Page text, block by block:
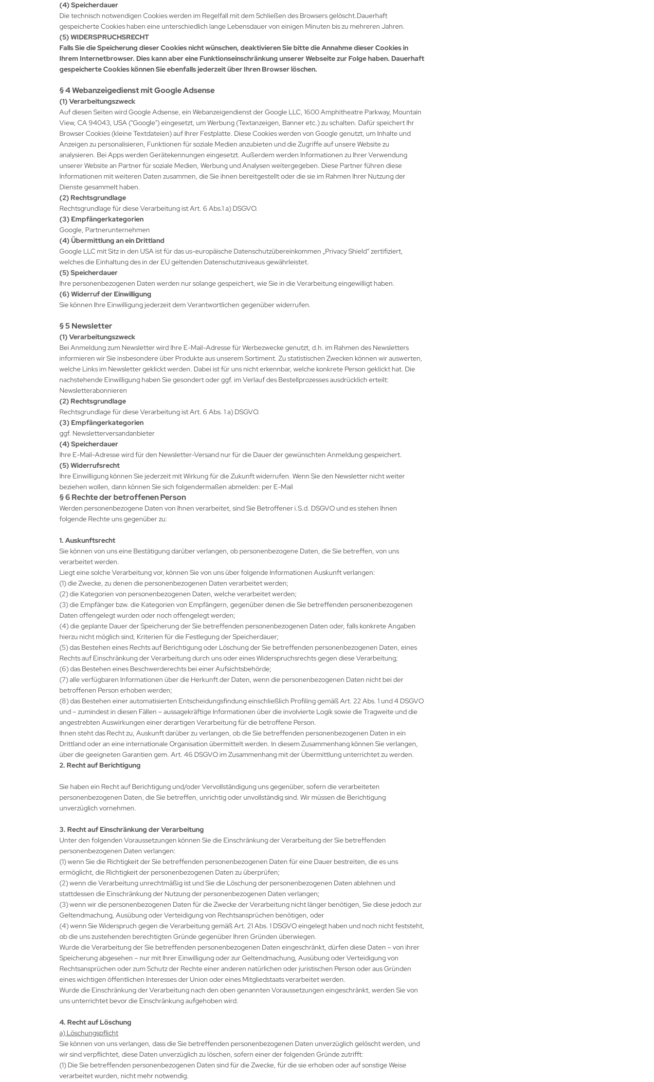
(4) Speicherdauer
Die technisch notwendigen Cookies werden im Regelfall mit dem Schließen des Browsers gelöscht.Dauerhaft
gespeicherte Cookies haben eine unterschiedlich lange Lebensdauer von einigen Minuten bis zu mehreren Jahren.
(5) WIDERSPRUCHSRECHT
Falls Sie die Speicherung dieser Cookies nicht wünschen, deaktivieren Sie bitte die Annahme dieser Cookies in
Ihrem Internetbrowser. Dies kann aber eine Funktionseinschränkung unserer Webseite zur Folge haben. Dauerhaft
gespeicherte Cookies können Sie ebenfalls jederzeit über Ihren Browser löschen.
§ 4 Webanzeigedienst mit Google Adsense
(1) Verarbeitungszweck
Auf diesen Seiten wird Google Adsense, ein Webanzeigendienst der Google LLC, 1600 Amphitheatre Parkway, Mountain
View, CA 94043, USA ("Google") eingesetzt, um Werbung (Textanzeigen, Banner etc.) zu schalten. Dafür speichert Ihr
Browser Cookies (kleine Textdateien) auf Ihrer Festplatte. Diese Cookies werden von Google genutzt, um Inhalte und
Anzeigen zu personalisieren, Funktionen für soziale Medien anzubieten und die Zugriffe auf unsere Website zu
analysieren. Bei Apps werden Gerätekennungen eingesetzt. Außerdem werden Informationen zu Ihrer Verwendung
unserer Website an Partner für soziale Medien, Werbung und Analysen weitergegeben. Diese Partner führen diese
Informationen mit weiteren Daten zusammen, die Sie ihnen bereitgestellt oder die sie im Rahmen Ihrer Nutzung der
Dienste gesammelt haben.
(2) Rechtsgrundlage
Rechtsgrundlage für diese Verarbeitung ist Art. 6 Abs.1 a) DSGVO.
(3) Empfängerkategorien
Google, Partnerunternehmen
(4) Übermittlung an ein Drittland
Google LLC mit Sitz in den USA ist für das us-europäische Datenschutzübereinkommen „Privacy Shield“ zertifiziert,
welches die Einhaltung des in der EU geltenden Datenschutzniveaus gewährleistet.
(5) Speicherdauer
Ihre personenbezogenen Daten werden nur solange gespeichert, wie Sie in die Verarbeitung eingewilligt haben.
(6) Widerruf der Einwilligung
Sie können Ihre Einwilligung jederzeit dem Verantwortlichen gegenüber widerrufen.
§ 5 Newsletter
(1) Verarbeitungszweck
Bei Anmeldung zum Newsletter wird Ihre E-Mail-Adresse für Werbezwecke genutzt, d.h. im Rahmen des Newsletters
informieren wir Sie insbesondere über Produkte aus unserem Sortiment. Zu statistischen Zwecken können wir auswerten,
welche Links im Newsletter geklickt werden. Dabei ist für uns nicht erkennbar, welche konkrete Person geklickt hat. Die
nachstehende Einwilligung haben Sie gesondert oder ggf. im Verlauf des Bestellprozesses ausdrücklich erteilt:
Newsletterabonnieren
(2) Rechtsgrundlage
Rechtsgrundlage für diese Verarbeitung ist Art. 6 Abs. 1 a) DSGVO.
(3) Empfängerkategorien
ggf. Newsletterversandanbieter
(4) Speicherdauer
Ihre E-Mail-Adresse wird für den Newsletter-Versand nur für die Dauer der gewünschten Anmeldung gespeichert.
(5) Widerrufsrecht
Ihre Einwilligung können Sie jederzeit mit Wirkung für die Zukunft widerrufen. Wenn Sie den Newsletter nicht weiter
beziehen wollen, dann können Sie sich folgendermaßen abmelden: per E-Mail
§ 6 Rechte der betroffenen Person
Werden personenbezogene Daten von Ihnen verarbeitet, sind Sie Betroffener i.S.d. DSGVO und es stehen Ihnen
folgende Rechte uns gegenüber zu:
1. Auskunftsrecht
Sie können von uns eine Bestätigung darüber verlangen, ob personenbezogene Daten, die Sie betreffen, von uns
verarbeitet werden.
Liegt eine solche Verarbeitung vor, können Sie von uns über folgende Informationen Auskunft verlangen:
(1) die Zwecke, zu denen die personenbezogenen Daten verarbeitet werden;
(2) die Kategorien von personenbezogenen Daten, welche verarbeitet werden;
(3) die Empfänger bzw. die Kategorien von Empfängern, gegenüber denen die Sie betreffenden personenbezogenen
Daten offengelegt wurden oder noch offengelegt werden;
(4) die geplante Dauer der Speicherung der Sie betreffenden personenbezogenen Daten oder, falls konkrete Angaben
hierzu nicht möglich sind, Kriterien für die Festlegung der Speicherdauer;
(5) das Bestehen eines Rechts auf Berichtigung oder Löschung der Sie betreffenden personenbezogenen Daten, eines
Rechts auf Einschränkung der Verarbeitung durch uns oder eines Widerspruchsrechts gegen diese Verarbeitung;
(6) das Bestehen eines Beschwerderechts bei einer Aufsichtsbehörde;
(7) alle verfügbaren Informationen über die Herkunft der Daten, wenn die personenbezogenen Daten nicht bei der
betroffenen Person erhoben werden;
(8) das Bestehen einer automatisierten Entscheidungsfindung einschließlich Profiling gemäß Art. 22 Abs. 1 und 4 DSGVO
und – zumindest in diesen Fällen – aussagekräftige Informationen über die involvierte Logik sowie die Tragweite und die
angestrebten Auswirkungen einer derartigen Verarbeitung für die betroffene Person.
Ihnen steht das Recht zu, Auskunft darüber zu verlangen, ob die Sie betreffenden personenbezogenen Daten in ein
Drittland oder an eine internationale Organisation übermittelt werden. In diesem Zusammenhang können Sie verlangen,
über die geeigneten Garantien gem. Art. 46 DSGVO im Zusammenhang mit der Übermittlung unterrichtet zu werden.
2. Recht auf Berichtigung
Sie haben ein Recht auf Berichtigung und/oder Vervollständigung uns gegenüber, sofern die verarbeiteten
personenbezogenen Daten, die Sie betreffen, unrichtig oder unvollständig sind. Wir müssen die Berichtigung
unverzüglich vornehmen.
3. Recht auf Einschränkung der Verarbeitung
Unter den folgenden Voraussetzungen können Sie die Einschränkung der Verarbeitung der Sie betreffenden
personenbezogenen Daten verlangen:
(1) wenn Sie die Richtigkeit der Sie betreffenden personenbezogenen Daten für eine Dauer bestreiten, die es uns
ermöglicht, die Richtigkeit der personenbezogenen Daten zu überprüfen;
(2) wenn die Verarbeitung unrechtmäßig ist und Sie die Löschung der personenbezogenen Daten ablehnen und
stattdessen die Einschränkung der Nutzung der personenbezogenen Daten verlangen;
(3) wenn wir die personenbezogenen Daten für die Zwecke der Verarbeitung nicht länger benötigen, Sie diese jedoch zur
Geltendmachung, Ausübung oder Verteidigung von Rechtsansprüchen benötigen, oder
(4) wenn Sie Widerspruch gegen die Verarbeitung gemäß Art. 21 Abs. 1 DSGVO eingelegt haben und noch nicht feststeht,
ob die uns zustehenden berechtigten Gründe gegenüber Ihren Gründen überwiegen.
Wurde die Verarbeitung der Sie betreffenden personenbezogenen Daten eingeschränkt, dürfen diese Daten – von ihrer
Speicherung abgesehen – nur mit Ihrer Einwilligung oder zur Geltendmachung, Ausübung oder Verteidigung von
Rechtsansprüchen oder zum Schutz der Rechte einer anderen natürlichen oder juristischen Person oder aus Gründen
eines wichtigen öffentlichen Interesses der Union oder eines Mitgliedstaats verarbeitet werden.
Wurde die Einschränkung der Verarbeitung nach den oben genannten Voraussetzungen eingeschränkt, werden Sie von
uns unterrichtet bevor die Einschränkung aufgehoben wird.
4. Recht auf Löschung
a) Löschungspflicht
Sie können von uns verlangen, dass die Sie betreffenden personenbezogenen Daten unverzüglich gelöscht werden, und
wir sind verpflichtet, diese Daten unverzüglich zu löschen, sofern einer der folgenden Gründe zutrifft:
(1) Die Sie betreffenden personenbezogenen Daten sind für die Zwecke, für die sie erhoben oder auf sonstige Weise
verarbeitet wurden, nicht mehr notwendig.